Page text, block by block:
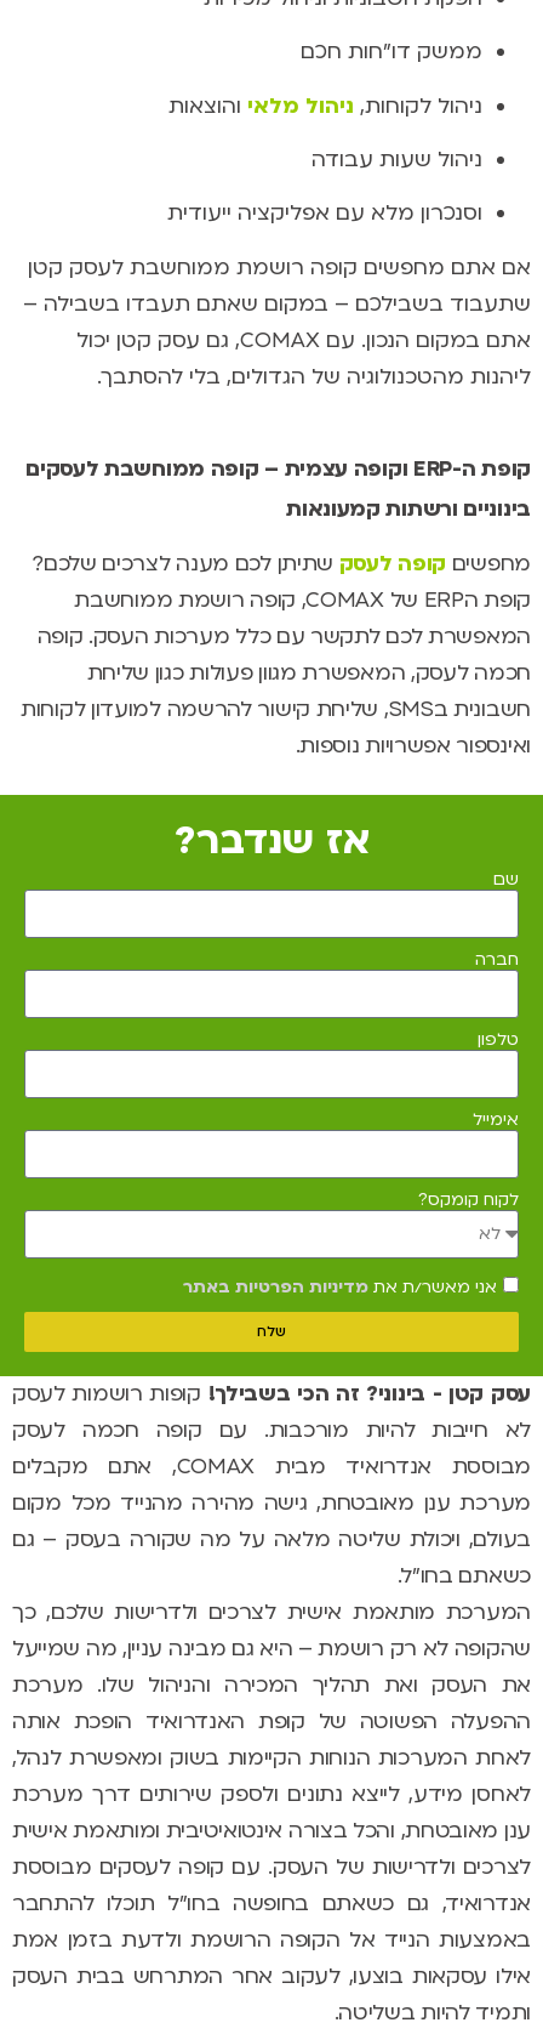
ממשק דו"חות חכם
ניהול לקוחות, ניהול מלאי והוצאות
ניהול שעות עבודה
וסנכרון מלא עם אפליקציה ייעודית
אם אתם מחפשים קופה רושמת ממוחשבת לעסק קטן
שתעבוד בשבילכם – במקום שאתם תעבדו בשבילה –
אתם במקום הנכון. עם COMAX, גם עסק קטן יכול
ליהנות מהטכנולוגיה של הגדולים, בלי להסתבך.
קופת ה-ERP וקופה עצמית –
קופה ממוחשבת לעסקים
בינוניים ורשתות קמעונאות
מחפשים קופה לעסק שתיתן לכם מענה לצרכים שלכם?
קופת הERP של COMAX, קופה רושמת ממוחשבת
המאפשרת לכם לתקשר עם כלל מערכות העסק. קופה
חכמה לעסק, המאפשרת מגוון פעולות כגון שליחת
חשבונית בSMS, שליחת קישור להרשמה למועדון לקוחות
ואינספור אפשרויות נוספות.
אז שנדבר?
שם
חברה
טלפון
אימייל
לקוח קומקס?
אני מאשר/ת את מדיניות הפרטיות באתר
שלח
עסק קטן - בינוני? זה הכי בשבילך! קופות רושמות לעסק
לא חייבות להיות מורכבות. עם קופה חכמה לעסק
מבוססת אנדרואיד מבית COMAX,
אתם מקבלים
מערכת ענן מאובטחת, גישה מהירה מהנייד מכל מקום
בעולם, ויכולת שליטה מלאה על מה שקורה בעסק – גם
כשאתם בחו"ל.
המערכת מותאמת אישית לצרכים ולדרישות שלכם, כך
שהקופה לא רק רושמת – היא גם מבינה עניין, מה שמייעל
את העסק ואת תהליך המכירה והניהול שלו. מערכת
ההפעלה הפשוטה של קופת האנדרואיד הופכת אותה
לאחת המערכות הנוחות הקיימות בשוק ומאפשרת לנהל,
לאחסן מידע, לייצא נתונים ולספק שירותים דרך מערכת
ענן מאובטחת, והכל בצורה אינטואיטיבית ומותאמת אישית
לצרכים ולדרישות של העסק. עם קופה לעסקים מבוססת
אנדרואיד, גם כשאתם בחופשה בחו״ל תוכלו להתחבר
באמצעות הנייד אל הקופה הרושמת ולדעת בזמן אמת
אילו עסקאות בוצעו, לעקוב אחר המתרחש בבית העסק
ותמיד להיות בשליטה.